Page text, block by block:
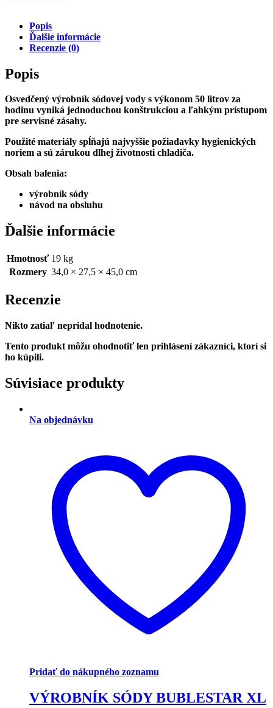
Popis
Ďalšie informácie
Recenzie (0)
Popis
Osvedčený výrobník sódovej vody s výkonom 50 litrov za
hodinu vyniká jednoduchou konštrukciou a ľahkým prístupom
pre servisné zásahy.
Použité materiály spĺňajú najvyššie požiadavky hygienických
noriem a sú zárukou dlhej životnosti chladiča.
Obsah balenia:
výrobník sódy
návod na obsluhu
Ďalšie informácie
Hmotnosť 19 kg
Rozmery 34,0 × 27,5 × 45,0 cm
Recenzie
Nikto zatiaľ nepridal hodnotenie.
Tento produkt môžu ohodnotiť len prihlásení zákazníci, ktorí si
ho kúpili.
Súvisiace produkty
Na objednávku
Pridať do nákupného zoznamu
VÝROBNÍK SÓDY BUBLESTAR XL